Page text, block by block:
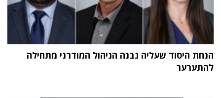
הנחת היסוד שעליה נבנה הניהול המודרני מתחילה
להתערער